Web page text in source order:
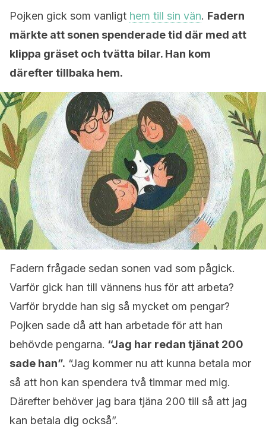
Pojken gick som vanligt hem till sin vän. Fadern
märkte att sonen spenderade tid där med att
klippa gräset och tvätta bilar. Han kom
därefter tillbaka hem.
Fadern frågade sedan sonen vad som pågick.
Varför gick han till vännens hus för att arbeta?
Varför brydde han sig så mycket om pengar?
Pojken sade då att han arbetade för att han
behövde pengarna. “Jag har redan tjänat 200
sade han”. “Jag kommer nu att kunna betala mor
så att hon kan spendera två timmar med mig.
Därefter behöver jag bara tjäna 200 till så att jag
kan betala dig också”.